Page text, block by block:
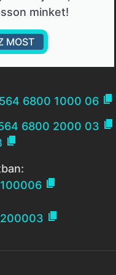
minket!
MOST
6800 1000 06 
6800 2000 03 


